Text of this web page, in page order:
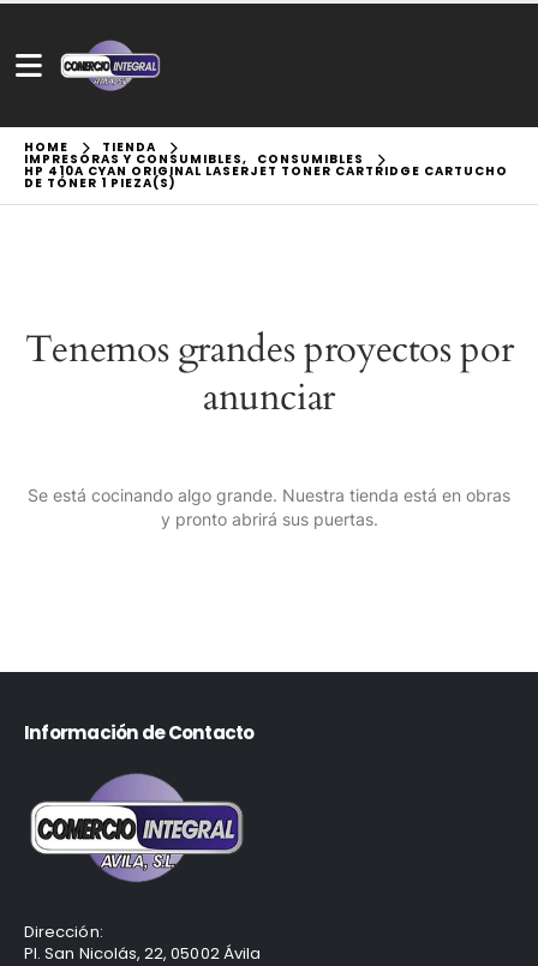
HOME TIENDA
IMPRESORAS Y CONSUMIBLES, CONSUMIBLES
HP 410A CYAN ORIGINAL LASERJET TONER CARTRIDGE CARTUCHO
DE TÓNER 1 PIEZA(S)
Tenemos grandes proyectos por
anunciar
Se está cocinando algo grande. Nuestra tienda está en obras
y pronto abrirá sus puertas.
Información de Contacto
Dirección:
Pl. San Nicolás, 22, 05002 Ávila